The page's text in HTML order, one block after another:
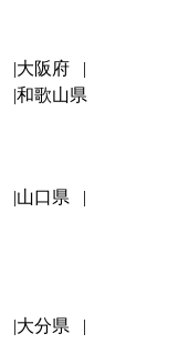
大阪府
和歌山県
山口県
大分県